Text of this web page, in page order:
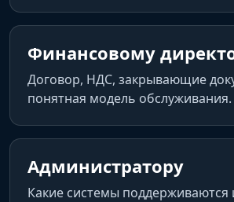
Финансовому
Договор, НДС, закрывающие
понятная модель обслуживания.
Администратору
Какие системы поддерживаются